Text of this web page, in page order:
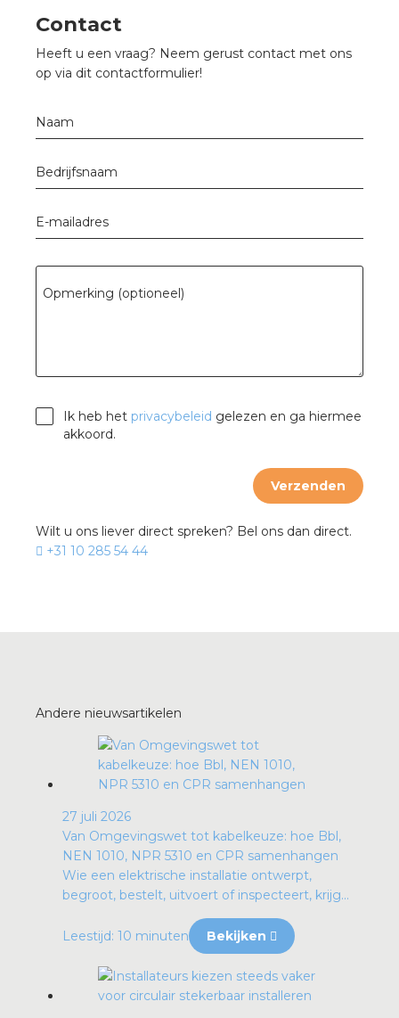
Contact
Heeft u een vraag? Neem gerust contact met ons
op via dit contactformulier!
Naam
Bedrijfsnaam
E-mailadres
Opmerking (optioneel)
Ik heb het privacybeleid gelezen en ga hiermee
akkoord.
Verzenden
Wilt u ons liever direct spreken? Bel ons dan direct.
+31 10 285 54 44
Andere nieuwsartikelen
27 juli 2026
Van Omgevingswet tot kabelkeuze: hoe Bbl,
NEN 1010, NPR 5310 en CPR samenhangen
Wie een elektrische installatie ontwerpt,
begroot, bestelt, uitvoert of inspecteert, krijg...
Leestijd: 10 minuten Bekijken